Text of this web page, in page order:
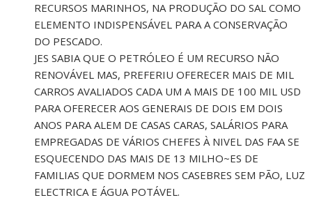
RECURSOS MARINHOS, NA PRODUÇÃO DO SAL COMO
ELEMENTO INDISPENSÁVEL PARA A CONSERVAÇÃO
DO PESCADO.
JES SABIA QUE O PETRÓLEO É UM RECURSO NÃO
RENOVÁVEL MAS, PREFERIU OFERECER MAIS DE MIL
CARROS AVALIADOS CADA UM A MAIS DE 100 MIL USD
PARA OFERECER AOS GENERAIS DE DOIS EM DOIS
ANOS PARA ALEM DE CASAS CARAS, SALÁRIOS PARA
EMPREGADAS DE VÁRIOS CHEFES À NIVEL DAS FAA SE
ESQUECENDO DAS MAIS DE 13 MILHO~ES DE
FAMILIAS QUE DORMEM NOS CASEBRES SEM PÃO, LUZ
ELECTRICA E ÁGUA POTÁVEL.